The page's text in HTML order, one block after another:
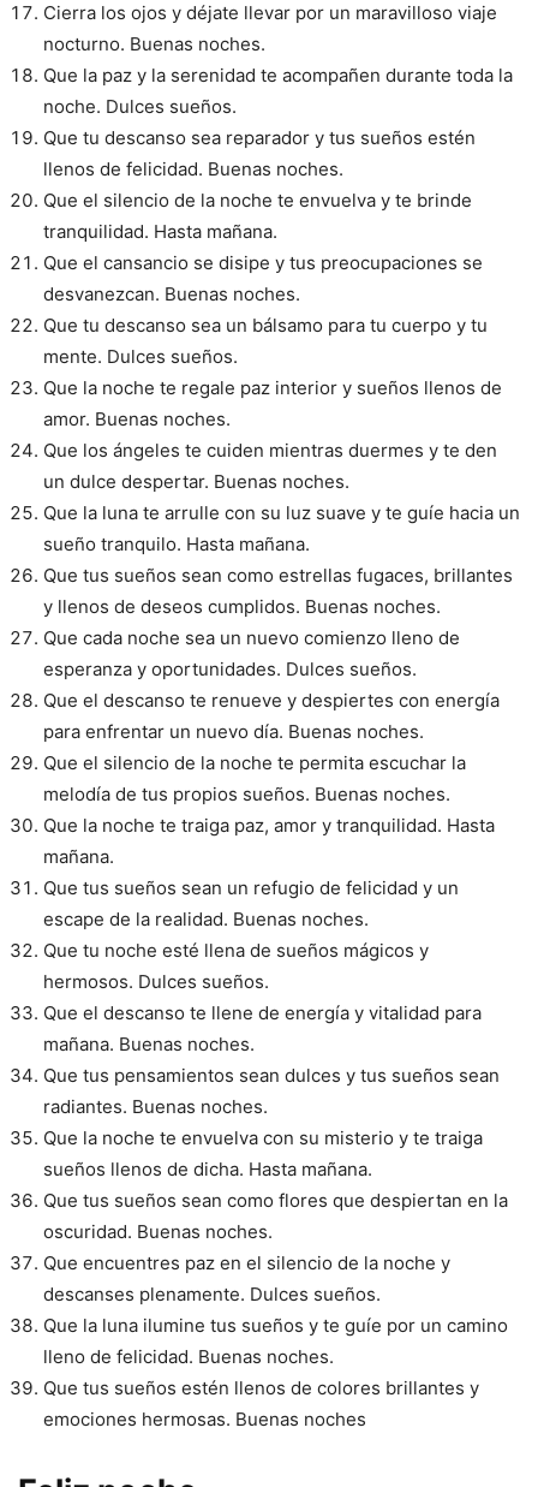
Cierra los ojos y déjate llevar por un maravilloso viaje
nocturno. Buenas noches.
Que la paz y la serenidad te acompañen durante toda la
noche. Dulces sueños.
Que tu descanso sea reparador y tus sueños estén
llenos de felicidad. Buenas noches.
Que el silencio de la noche te envuelva y te brinde
tranquilidad. Hasta mañana.
Que el cansancio se disipe y tus preocupaciones se
desvanezcan. Buenas noches.
Que tu descanso sea un bálsamo para tu cuerpo y tu
mente. Dulces sueños.
Que la noche te regale paz interior y sueños llenos de
amor. Buenas noches.
Que los ángeles te cuiden mientras duermes y te den
un dulce despertar. Buenas noches.
Que la luna te arrulle con su luz suave y te guíe hacia un
sueño tranquilo. Hasta mañana.
Que tus sueños sean como estrellas fugaces, brillantes
y llenos de deseos cumplidos. Buenas noches.
Que cada noche sea un nuevo comienzo lleno de
esperanza y oportunidades. Dulces sueños.
Que el descanso te renueve y despiertes con energía
para enfrentar un nuevo día. Buenas noches.
Que el silencio de la noche te permita escuchar la
melodía de tus propios sueños. Buenas noches.
Que la noche te traiga paz, amor y tranquilidad. Hasta
mañana.
Que tus sueños sean un refugio de felicidad y un
escape de la realidad. Buenas noches.
Que tu noche esté llena de sueños mágicos y
hermosos. Dulces sueños.
Que el descanso te llene de energía y vitalidad para
mañana. Buenas noches.
Que tus pensamientos sean dulces y tus sueños sean
radiantes. Buenas noches.
Que la noche te envuelva con su misterio y te traiga
sueños llenos de dicha. Hasta mañana.
Que tus sueños sean como flores que despiertan en la
oscuridad. Buenas noches.
Que encuentres paz en el silencio de la noche y
descanses plenamente. Dulces sueños.
Que la luna ilumine tus sueños y te guíe por un camino
lleno de felicidad. Buenas noches.
Que tus sueños estén llenos de colores brillantes y
emociones hermosas. Buenas noches